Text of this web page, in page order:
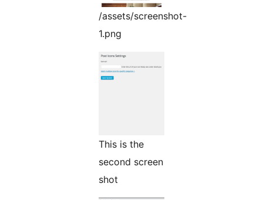
/assets/screenshot-
1.png
This is the
second screen
shot